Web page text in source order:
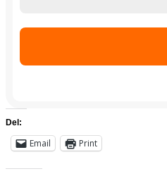
Del:
Email Print